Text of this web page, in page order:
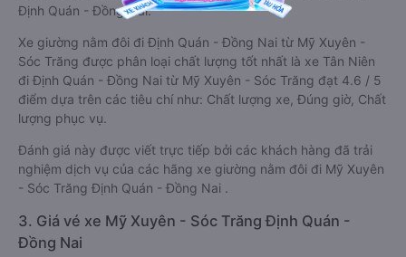
Định Quán - Đồng Nai.
Xe giường nằm đôi đi Định Quán - Đồng Nai từ Mỹ Xuyên -
Sóc Trăng được phân loại chất lượng tốt nhất là xe Tân Niên
đi Định Quán - Đồng Nai từ Mỹ Xuyên - Sóc Trăng đạt 4.6 / 5
điểm dựa trên các tiêu chí như: Chất lượng xe, Đúng giờ, Chất
lượng phục vụ.
Đánh giá này được viết trực tiếp bởi các khách hàng đã trải
nghiệm dịch vụ của các hãng xe giường nằm đôi đi Mỹ Xuyên
- Sóc Trăng Định Quán - Đồng Nai .
3. Giá vé xe Mỹ Xuyên - Sóc Trăng Định Quán -
Đồng Nai